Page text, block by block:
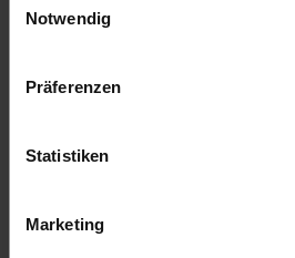
Notwendig
Präferenzen
Statistiken
Marketing